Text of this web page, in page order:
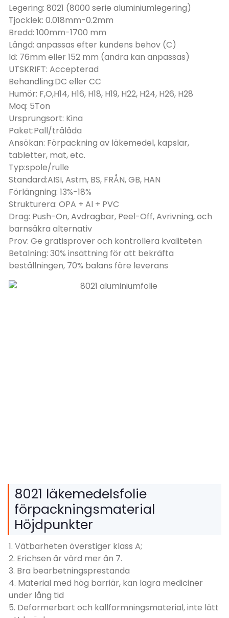
Legering: 8021 (8000 serie aluminiumlegering)
Tjocklek: 0.018mm-0.2mm
Bredd: 100mm-1700 mm
Längd: anpassas efter kundens behov (C)
Id: 76mm eller 152 mm (andra kan anpassas)
UTSKRIFT: Accepterad
Behandling:DC eller CC
Humör: F,O,H14, H16, H18, H19, H22, H24, H26, H28
Moq: 5Ton
Ursprungsort: Kina
Paket:Pall/trälåda
Ansökan: Förpackning av läkemedel, kapslar,
tabletter, mat, etc.
Typ:spole/rulle
Standard:AISI, Astm, BS, FRÅN, GB, HAN
Förlängning: 13%-18%
Strukturera: OPA + Al + PVC
Drag: Push-On, Avdragbar, Peel-Off, Avrivning, och
barnsäkra alternativ
Prov: Ge gratisprover och kontrollera kvaliteten
Betalning: 30% insättning för att bekräfta
beställningen, 70% balans före leverans
8021 läkemedelsfolie
förpackningsmaterial
Höjdpunkter
1. Vätbarheten överstiger klass A;
2. Erichsen är värd mer än 7.
3. Bra bearbetningsprestanda
4. Material med hög barriär, kan lagra mediciner
under lång tid
5. Deformerbart och kallformningsmaterial, inte lätt